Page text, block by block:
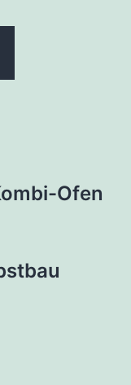
Ofen